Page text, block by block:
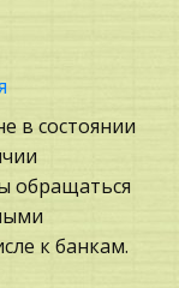
Таможня,
в состоянии
обращаться
к банкам.